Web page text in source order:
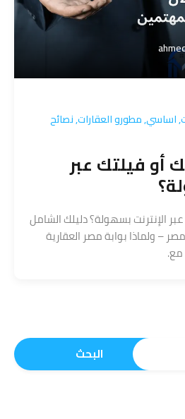
,اساسي,مطورو العقارات,نصائح
أو فيلتك عبر
الإنترنت بسهولة؟ دليلك الشامل
– ولماذا بوابة مصر العقارية
مع.
البحث